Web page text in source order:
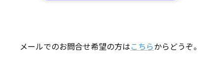
メールでのお問合せ希望の方はこちらからどうぞ。